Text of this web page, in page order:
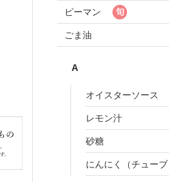
ピーマン
ごま油
A
オイスターソース
レモン汁
砂糖
にんにく（チューブ